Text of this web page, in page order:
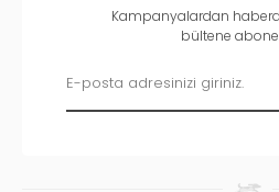
Kampanyalardan
bültene